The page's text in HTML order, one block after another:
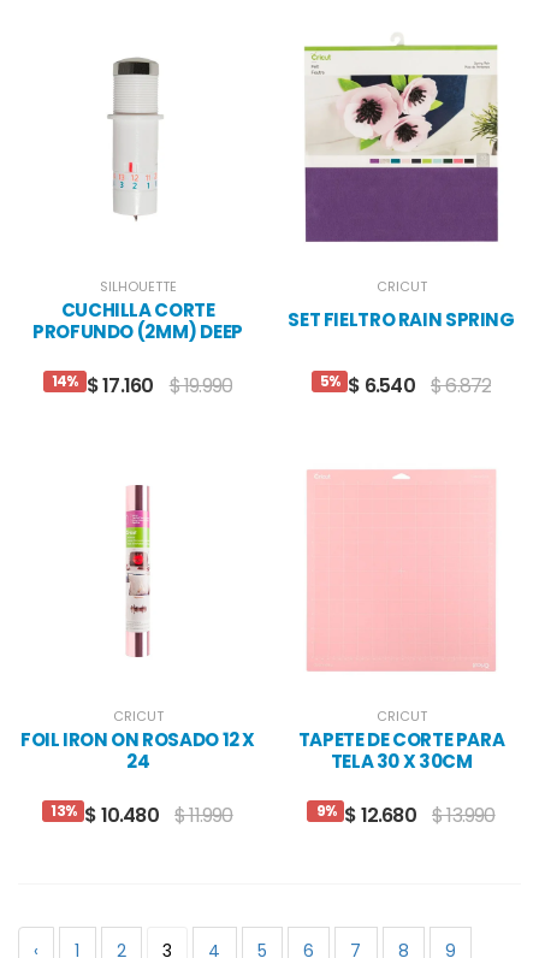
SILHOUETTE
CUCHILLA CORTE
PROFUNDO (2MM) DEEP
14% $ 17.160 $ 19.990
CRICUT
SET FIELTRO RAIN SPRING
5% $ 6.540 $ 6.872
CRICUT
FOIL IRON ON ROSADO 12 X
24
13% $ 10.480 $ 11.990
CRICUT
TAPETE DE CORTE PARA
TELA 30 X 30CM
9% $ 12.680 $ 13.990
‹ 1 2 3 4 5 6 7 8
9